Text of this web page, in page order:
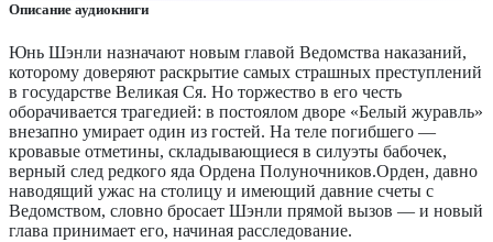
Описание аудиокниги
Юнь Шэнли назначают новым главой Ведомства наказаний,
которому доверяют раскрытие самых страшных преступлений
в государстве Великая Ся. Но торжество в его честь
оборачивается трагедией: в постоялом дворе «Белый журавль»
внезапно умирает один из гостей. На теле погибшего —
кровавые отметины, складывающиеся в силуэты бабочек,
верный след редкого яда Ордена Полуночников.Орден, давно
наводящий ужас на столицу и имеющий давние счеты с
Ведомством, словно бросает Шэнли прямой вызов — и новый
глава принимает его, начиная расследование.